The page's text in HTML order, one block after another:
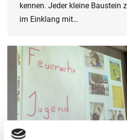
kennen. Jeder kleine Baustein
im Einklang mit…